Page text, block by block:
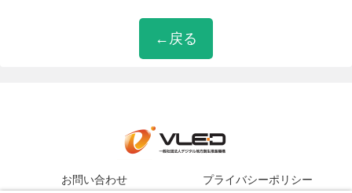
←戻る
お問い合わせ プライバシーポリシー